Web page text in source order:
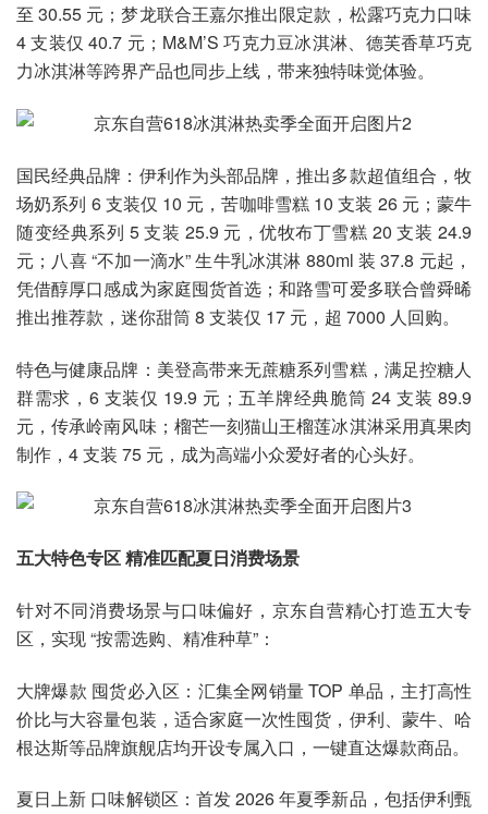
至 30.55 元；梦龙联合王嘉尔推出限定款，松露巧克力口味
4 支装仅 40.7 元；M&M’S 巧克力豆冰淇淋、德芙香草巧克
力冰淇淋等跨界产品也同步上线，带来独特味觉体验。
国民经典品牌：伊利作为头部品牌，推出多款超值组合，牧
场奶系列 6 支装仅 10 元，苦咖啡雪糕 10 支装 26 元；蒙牛
随变经典系列 5 支装 25.9 元，优牧布丁雪糕 20 支装 24.9
元；八喜 “不加一滴水” 生牛乳冰淇淋 880ml 装 37.8 元起，
凭借醇厚口感成为家庭囤货首选；和路雪可爱多联合曾舜晞
推出推荐款，迷你甜筒 8 支装仅 17 元，超 7000 人回购。
特色与健康品牌：美登高带来无蔗糖系列雪糕，满足控糖人
群需求，6 支装仅 19.9 元；五羊牌经典脆筒 24 支装 89.9
元，传承岭南风味；榴芒一刻猫山王榴莲冰淇淋采用真果肉
制作，4 支装 75 元，成为高端小众爱好者的心头好。
五大特色专区 精准匹配夏日消费场景
针对不同消费场景与口味偏好，京东自营精心打造五大专
区，实现 “按需选购、精准种草”：
大牌爆款 囤货必入区：汇集全网销量 TOP 单品，主打高性
价比与大容量包装，适合家庭一次性囤货，伊利、蒙牛、哈
根达斯等品牌旗舰店均开设专属入口，一键直达爆款商品。
夏日上新 口味解锁区：首发 2026 年夏季新品，包括伊利甄